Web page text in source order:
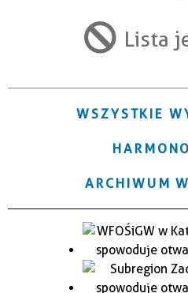
Trwające w zakresie Lista
WSZYSTKIE
ARCHIWUM